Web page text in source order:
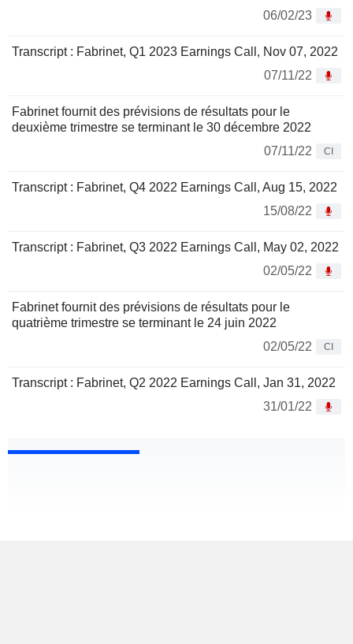
06/02/23
Transcript : Fabrinet, Q1 2023 Earnings Call, Nov 07, 2022
07/11/22
Fabrinet fournit des prévisions de résultats pour le
deuxième trimestre se terminant le 30 décembre 2022
07/11/22
CI
Transcript : Fabrinet, Q4 2022 Earnings Call, Aug 15, 2022
15/08/22
Transcript : Fabrinet, Q3 2022 Earnings Call, May 02, 2022
02/05/22
Fabrinet fournit des prévisions de résultats pour le
quatrième trimestre se terminant le 24 juin 2022
02/05/22
CI
Transcript : Fabrinet, Q2 2022 Earnings Call, Jan 31, 2022
31/01/22